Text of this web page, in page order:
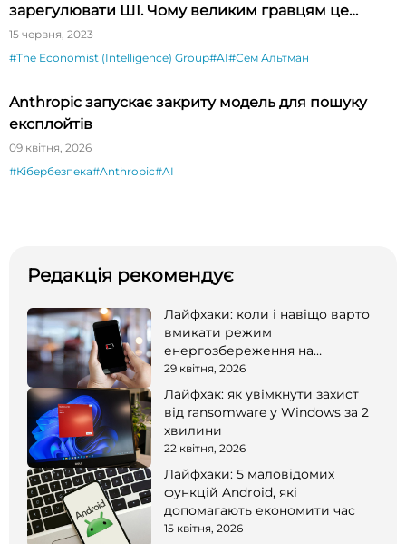
зарегулювати ШІ. Чому великим гравцям це
вигідно?
15 червня, 2023
#The Economist (Intelligence) Group#AI#Сем Альтман
Anthropic запускає закриту модель для пошуку
експлойтів
09 квітня, 2026
#Кібербезпека#Anthropic#AI
Редакція рекомендує
Лайфхаки: коли і навіщо варто
вмикати режим
енергозбереження на
смартфоні
29 квітня, 2026
Лайфхак: як увімкнути захист
від ransomware у Windows за 2
хвилини
22 квітня, 2026
Лайфхаки: 5 маловідомих
функцій Android, які
допомагають економити час
15 квітня, 2026